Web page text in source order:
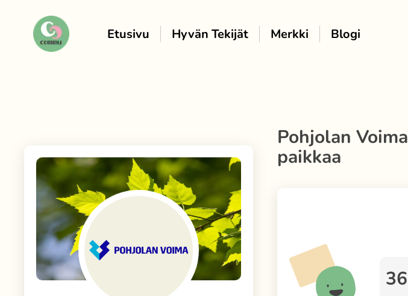
Etusivu Hyvän Tekijät Merkki Blogi
Pohjolan Voima
paikkaa
36